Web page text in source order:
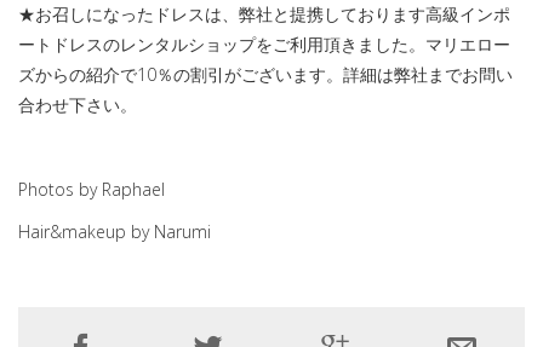
★お召しになったドレスは、弊社と提携しております高級インポ
ートドレスのレンタルショップをご利用頂きました。マリエロー
ズからの紹介で10％の割引がございます。詳細は弊社までお問い
合わせ下さい。
Photos by Raphael
Hair&makeup by Narumi